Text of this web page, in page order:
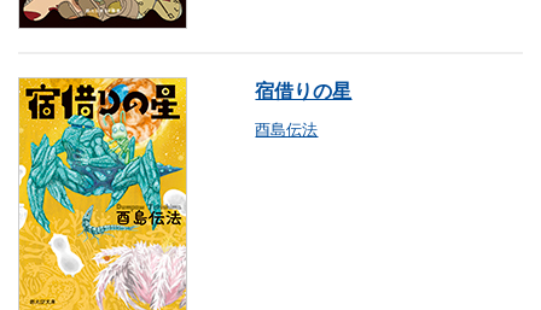
宿借りの星
酉島伝法